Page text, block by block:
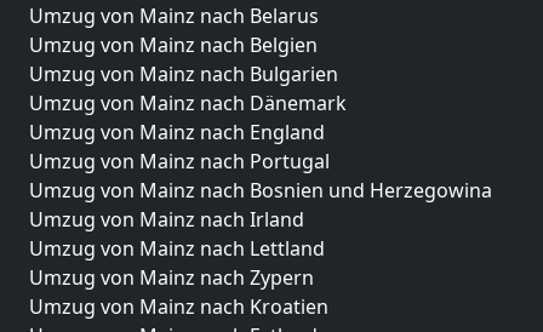
Umzug von Mainz nach Belarus
Umzug von Mainz nach Belgien
Umzug von Mainz nach Bulgarien
Umzug von Mainz nach Dänemark
Umzug von Mainz nach England
Umzug von Mainz nach Portugal
Umzug von Mainz nach Bosnien und Herzegowina
Umzug von Mainz nach Irland
Umzug von Mainz nach Lettland
Umzug von Mainz nach Zypern
Umzug von Mainz nach Kroatien